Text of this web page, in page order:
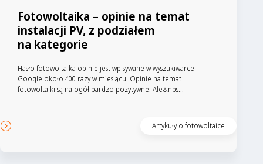
Fotowoltaika – opinie na temat
instalacji PV, z podziałem
na kategorie
Hasło fotowoltaika opinie jest wpisywane w wyszukiwarce
Google około 400 razy w miesiącu. Opinie na temat
fotowoltaiki są na ogół bardzo pozytywne. Ale&nbs...
Artykuły o fotowoltaice